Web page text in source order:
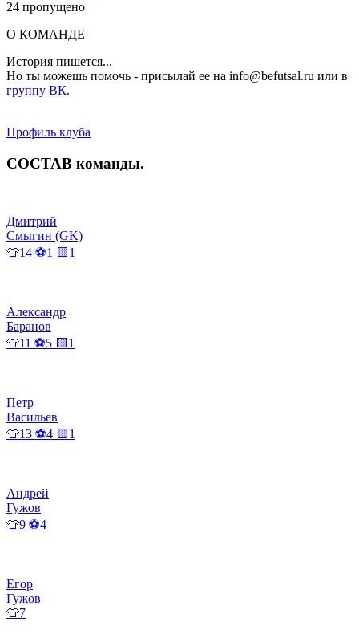
24 пропущено
О КОМАНДЕ
История пишется...
Но ты можешь помочь - присылай ее на info@befutsal.ru или в
группу ВК.
Профиль клуба
СОСТАВ команды.
Дмитрий
Смыгин (GK)
👕14 ⚽1 🟨1
Александр
Баранов
👕11 ⚽5 🟨1
Петр
Васильев
👕13 ⚽4 🟨1
Андрей
Гужов
👕9 ⚽4
Егор
Гужов
👕7